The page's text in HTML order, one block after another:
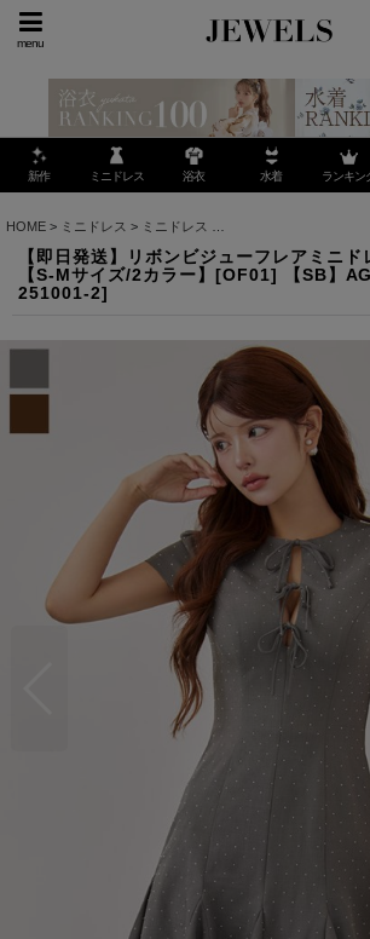
menu
新作 ミニドレス 浴衣 水着 ランキン
HOME > ミニドレス > ミニドレス
【即日発送】リボンビジューフレアミニ
【S-Mサイズ/2カラー】[OF01] 【SB】AG
251001-2]